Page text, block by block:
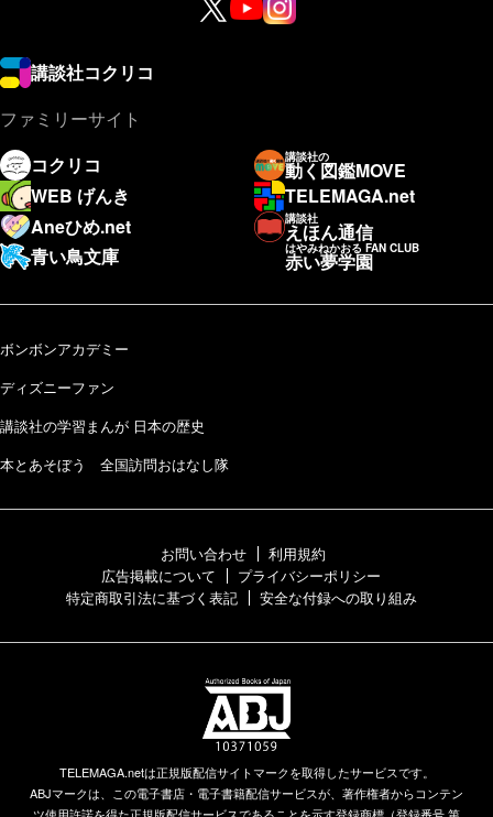
講談社コクリコ
ファミリーサイト
コクリコ
講談社の
動く図鑑MOVE
WEB げんき
TELEMAGA.net
Aneひめ.net
講談社
えほん通信
青い鳥文庫
はやみねかおる FAN CLUB
赤い夢学園
ボンボンアカデミー
ディズニーファン
講談社の学習まんが 日本の歴史
本とあそぼう 全国訪問おはなし隊
お問い合わせ
利用規約
広告掲載について
プライバシーポリシー
特定商取引法に基づく表記
安全な付録への取り組み
TELEMAGA.netは正規版配信サイトマークを取得したサービスです。
ABJマークは、この電子書店・電子書籍配信サービスが、著作権者からコンテン